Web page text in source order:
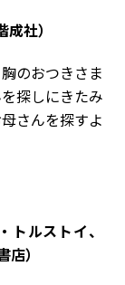
社）
のおつきさま
探しにきたみ
さんを探すよ
トルストイ、
）